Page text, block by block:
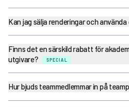
Kan jag sälja renderingar och
Finns det en särskild rabatt för
utgivare?
SPECIAL
Hur bjuds teammedlemmar in på